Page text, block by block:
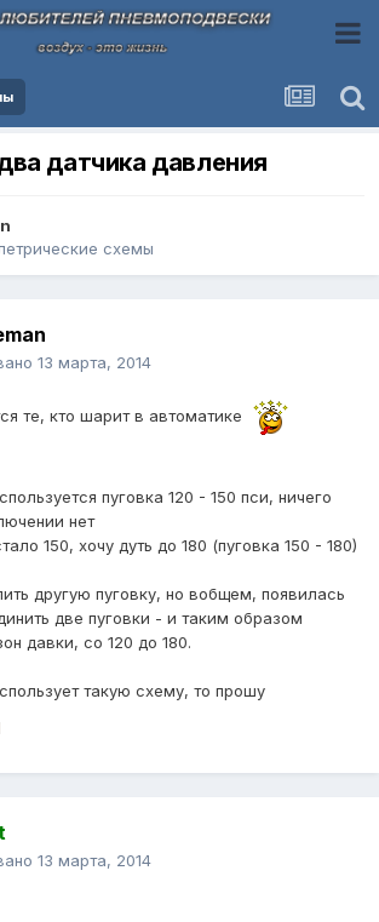
датчика давления
схемы
13 марта, 2014
те, кто шарит в автоматике
пуговка 120 - 150 пси, ничего
нет
150, хочу дуть до 180 (пуговка 150 - 180)
другую пуговку, но вобщем, появилась
две пуговки - и таким образом
давки, со 120 до 180.
такую схему, то прошу
13 марта, 2014